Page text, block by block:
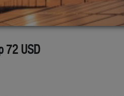
72 USD